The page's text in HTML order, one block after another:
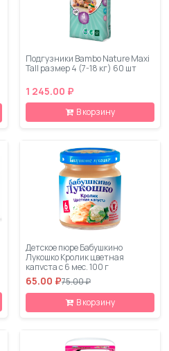
Подгузники Bambo Nature Maxi
Tall размер 4 (7-18 кг) 60 шт
1 245.00 ₽
В корзину
Детское пюре Бабушкино
Лукошко Кролик цветная
капуста с 6 мес. 100 г
65.00 ₽75.00 ₽
В корзину